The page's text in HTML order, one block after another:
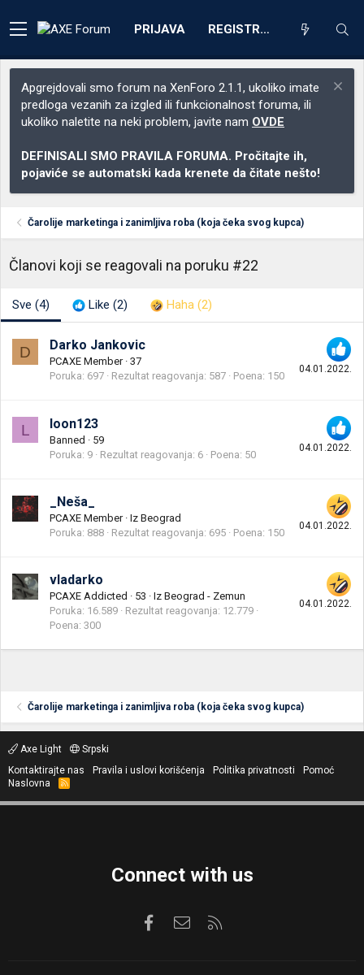
PRIJAVA REGISTRACIJA
Apgrejdovali smo forum na XenForo 2.1.1, ukoliko imate
predloga vezanih za izgled ili funkcionalnost foruma, ili
ukoliko naletite na neki problem, javite nam OVDE
DEFINISALI SMO PRAVILA FORUMA. Pročitajte ih,
pojaviće se automatski kada krenete da čitate nešto!
Čarolije marketinga i zanimljiva roba (koja čeka svog kupca)
Članovi koji se reagovali na poruku #22
Sve (4) Like (2) Haha (2)
D
04.01.2022.
Darko Jankovic
PCAXE Member · 37
Poruka 697 Rezultat reagovanja 587 Poena 150
L
04.01.2022.
loon123
Banned · 59
Poruka 9 Rezultat reagovanja 6 Poena 50
04.01.2022.
_Neša_
PCAXE Member · Iz Beograd
Poruka 888 Rezultat reagovanja 695 Poena 150
04.01.2022.
vladarko
PCAXE Addicted · 53 · Iz Beograd - Zemun
Poruka 16.589 Rezultat reagovanja 12.779
Poena 300
Čarolije marketinga i zanimljiva roba (koja čeka svog kupca)
Axe Light
Srpski
Kontaktirajte nas
Pravila i uslovi korišćenja Politika privatnosti
Pomoć
Naslovna
R
S
Connect with us
FacebookKontaktirajte nas